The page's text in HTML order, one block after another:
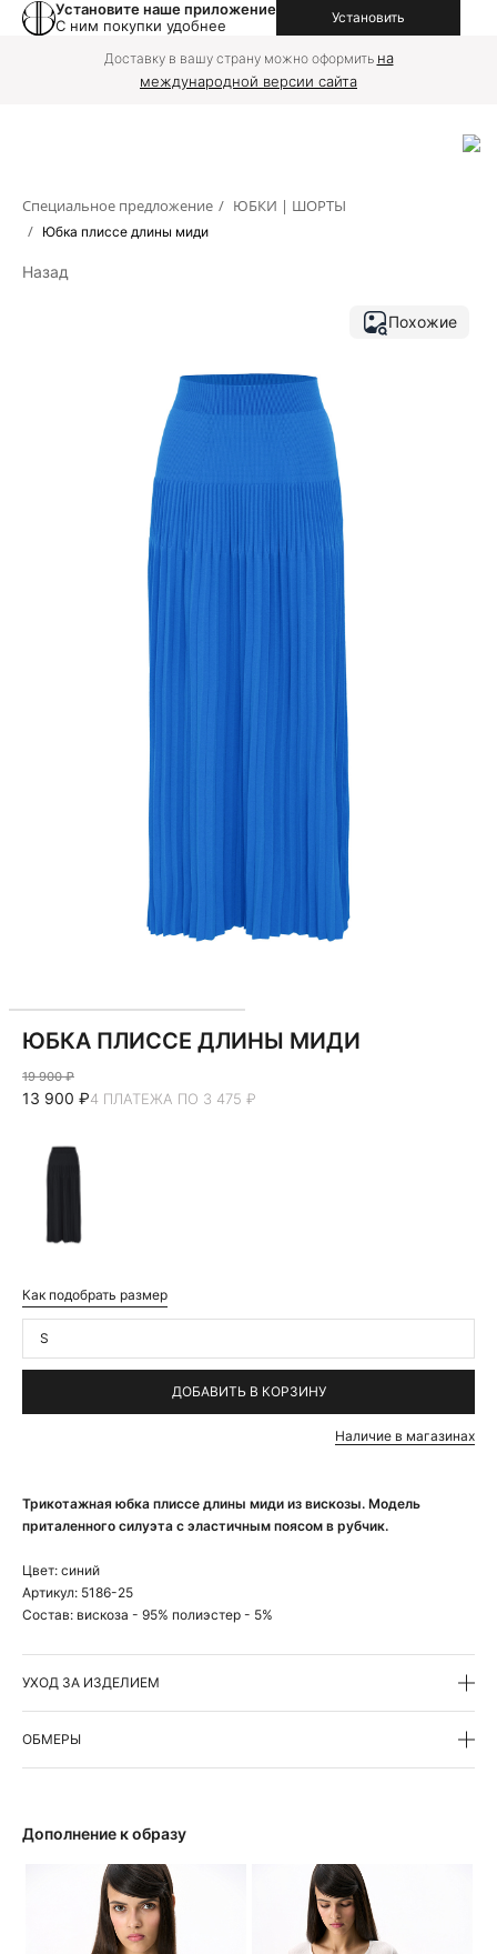
Установите наше приложение
С ним покупки удобнее
Установить
Доставку в вашу страну можно оформить на
международной версии сайта
Специальное предложение / ЮБКИ | ШОРТЫ
/ Юбка плиссе длины миди
Назад
Трикотажная юбка плиссе длины миди из вискозы. Модель
приталенного силуэта с эластичным поясом в рубчик.
Цвет: синий
Артикул: 5186-25
Состав: вискоза - 95% полиэстер - 5%
УХОД ЗА ИЗДЕЛИЕМ
ОБМЕРЫ
Похожие
ЮБКА ПЛИССЕ ДЛИНЫ МИДИ
19 900 ₽
13 900 ₽4 ПЛАТЕЖА ПО 3 475 ₽
Как подобрать размер
S
ДОБАВИТЬ В КОРЗИНУ
Наличие в магазинах
Дополнение к образу